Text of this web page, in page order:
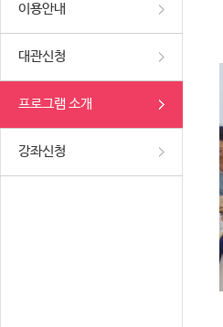
이용안내
대관신청
프로그램 소개
강좌신청